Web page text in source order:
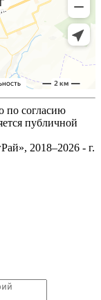
по согласию
публичной
2018–2026 - г.